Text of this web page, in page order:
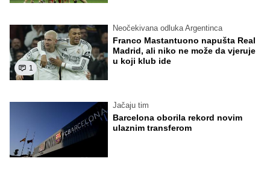
1
Neočekivana odluka Argentinca
Franco Mastantuono napušta Real
Madrid, ali niko ne može da vjeruje
u koji klub ide
Jačaju tim
Barcelona oborila rekord novim
ulaznim transferom